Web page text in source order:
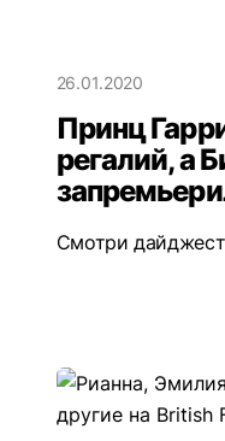
26.01.2020
Принц
регалий, а
Смотри